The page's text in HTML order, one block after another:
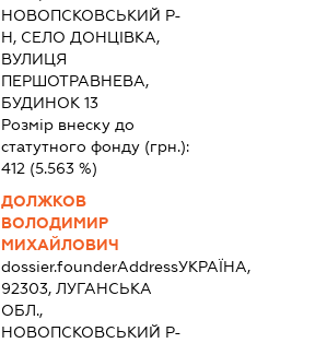
НОВОПСКОВСЬКИЙ Р-
Н, СЕЛО ДОНЦІВКА,
ВУЛИЦЯ
ПЕРШОТРАВНЕВА,
БУДИНОК 13
Розмір внеску до
статутного фонду (грн.):
412 (5.563 %)
ДОЛЖКОВ
ВОЛОДИМИР
МИХАЙЛОВИЧ
dossier.founderAddressУКРАЇНА,
92303, ЛУГАНСЬКА
ОБЛ.,
НОВОПСКОВСЬКИЙ Р-